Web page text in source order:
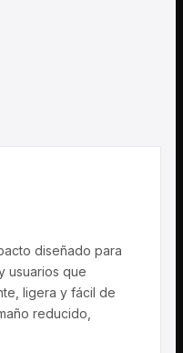
diseñado para
usuarios que
ligera y fácil de
reducido,